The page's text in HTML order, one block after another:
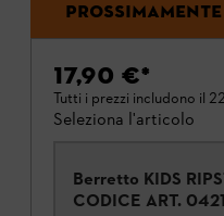
17,90 €*
Tutti i prezzi includono il
Seleziona l'articolo
Berretto KIDS
CODICE ART.